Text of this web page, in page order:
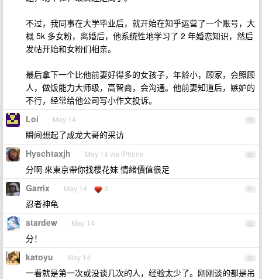
不过，我同事在大学毕业后，就开始在知乎运营了一个账号，大
概 5k 多女粉，离婚后，他系统性地学习了 2 年婚恋知识，然后
发帖开始和女粉们相亲。
最后拿下一个比他前妻好得多的女孩子，年龄小，顾家，会照顾
人，做饭能力大师级，高智商，会沟通。他前妻知道后，嫉妒的
不行，经常给他公司写小作文投诉。
29
Loi May 14
瞬间想起了成龙大哥的采访
30
Hyschtaxjh May 14 via iPhone
分啊 來東京帶你找櫻花妹 情緒價值很足
31
Garrix May 14 3
忍者神龟
32
stardew May 14
分！
33
katoyu May 14
一看就是第一次或没谈几次的人，经验太少了。刚刚谈的都是吊